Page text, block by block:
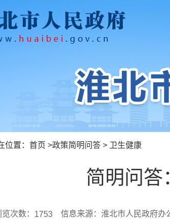
位置： 首页 >政策简明问答 > 卫生健康
简明问答
览次数： 1753 信息来源：淮北市人民政府办